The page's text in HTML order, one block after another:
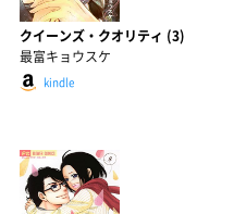
クイーンズ・クオリティ (3)
最富キョウスケ
kindle